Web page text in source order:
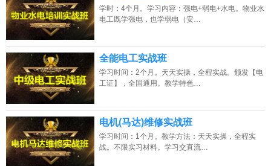
学时：4个月。学习内容：强电+弱电+水电。物业水
电工既学强电，也学弱电（安…
全能电工实战班
学习时间：2个月。天天实操，全程实战。颁发【电
工证】，全国通用。教学特色…
电机(马达)维修实战班
学习时间：1个月。教学方法：天天实操，全程实
战。不限实习材料。学习交直流…